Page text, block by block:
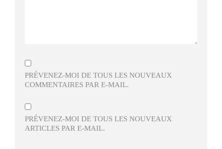
PRÉVENEZ-MOI DE TOUS LES NOUVEAUX
COMMENTAIRES PAR E-MAIL.
PRÉVENEZ-MOI DE TOUS LES NOUVEAUX
ARTICLES PAR E-MAIL.